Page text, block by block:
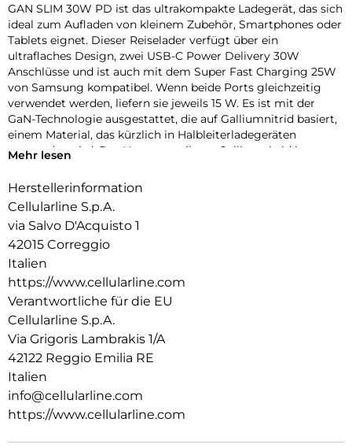
GAN SLIM 30W PD ist das ultrakompakte Ladegerät, das sich
ideal zum Aufladen von kleinem Zubehör, Smartphones oder
Tablets eignet. Dieser Reiselader verfügt über ein
ultraflaches Design, zwei USB-C Power Delivery 30W
Anschlüsse und ist auch mit dem Super Fast Charging 25W
von Samsung kompatibel. Wenn beide Ports gleichzeitig
verwendet werden, liefern sie jeweils 15 W. Es ist mit der
GaN-Technologie ausgestattet, die auf Galliumnitrid basiert,
einem Material, das kürzlich in Halbleiterladegeräten
verwendet wird. Der Hauptvorteil von Galliumnitrid im
Wärme erzeugt. Durch die reduzierte Wärmeentwicklung
werden, wodurch die Gesamtgröße der Ladegeräte reduziert
wird.
Mehr lesen
Herstellerinformation
Cellularline S.p.A.
via Salvo D'Acquisto 1
42015 Correggio
Italien
https://www.cellularline.com
Verantwortliche für die EU
Cellularline S.p.A.
Via Grigoris Lambrakis 1/A
42122 Reggio Emilia RE
Italien
info@cellularline.com
https://www.cellularline.com